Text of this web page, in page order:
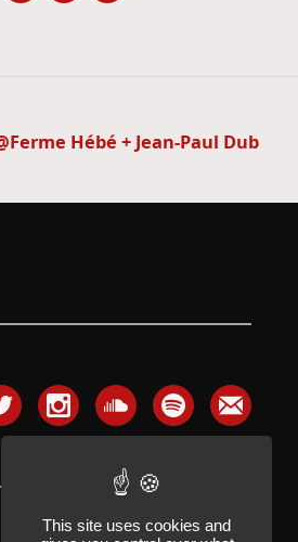
Hébé + Jean-Paul Dub
This site uses cookies and